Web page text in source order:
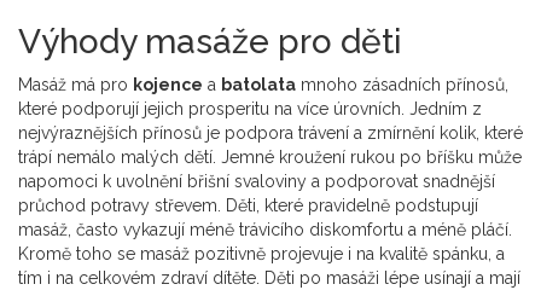
Výhody masáže pro děti
Masáž má pro kojence a batolata mnoho zásadních přínosů,
které podporují jejich prosperitu na více úrovních. Jedním z
nejvýraznějších přínosů je podpora trávení a zmírnění kolik, které
trápí nemálo malých dětí. Jemné kroužení rukou po bříšku může
napomoci k uvolnění břišní svaloviny a podporovat snadnější
průchod potravy střevem. Děti, které pravidelně podstupují
masáž, často vykazují méně trávicího diskomfortu a méně pláčí.
Kromě toho se masáž pozitivně projevuje i na kvalitě spánku, a
tím i na celkovém zdraví dítěte. Děti po masáži lépe usínají a mají